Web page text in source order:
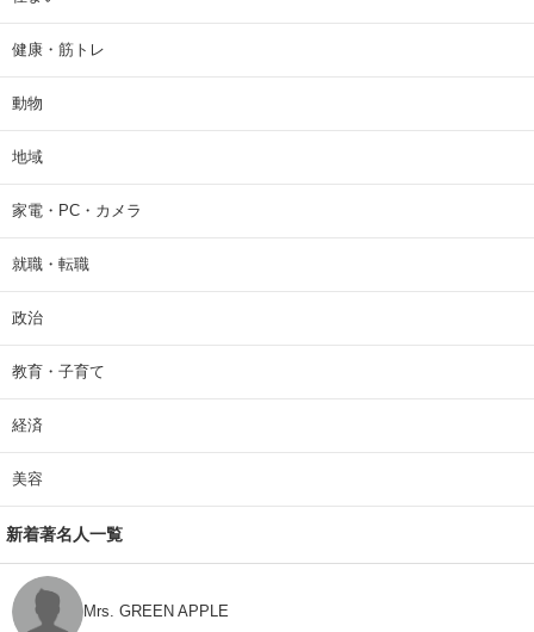
健康・筋トレ
動物
地域
家電・PC・カメラ
就職・転職
政治
教育・子育て
経済
美容
新着著名人一覧
Mrs. GREEN APPLE